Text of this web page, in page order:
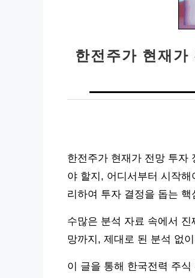
한전주가 현재
한전주가 현재가 전망 투자
야 할지, 어디서부터 시작
리하여 투자 결정을 돕는
수많은 분석 자료 속에서
망까지, 제대로 된 분석 없
이 글을 통해 한국전력 주